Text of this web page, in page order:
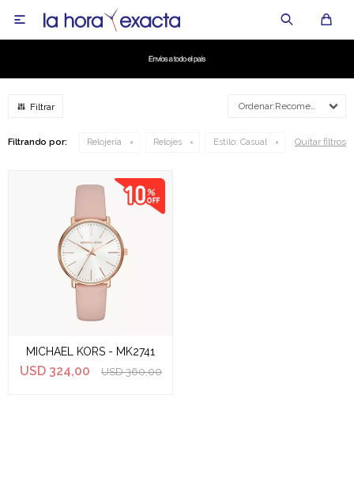

Recomendados
Filtrando por: Relojería Relojes Estilo: Casual Quitar filtros
MICHAEL KORS - MK2741
USD 324,00 USD 360,00